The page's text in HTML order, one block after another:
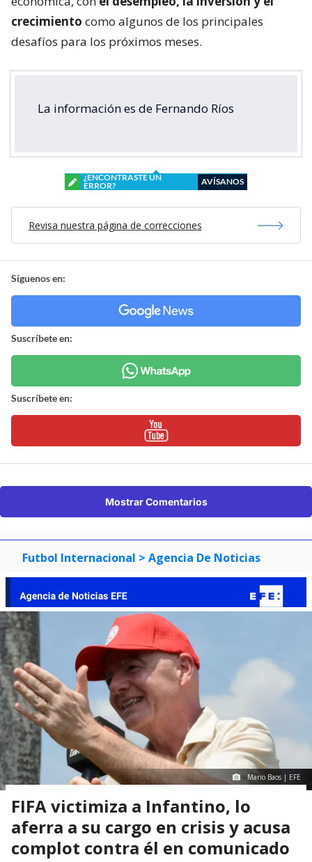
crecimiento como algunos de los principales
desafíos para los próximos meses.
La información es de Fernando Ríos
¿ENCONTRASTE UN
ERROR?
AVÍSANOS
Revisa nuestra página de correcciones
Síguenos en:
Suscríbete en:
Suscríbete en:
Mostrar Comentarios
Futbol Internacional > Agencia De Noticias
Mario Baos | EFE
FIFA victimiza a Infantino, lo
aferra a su cargo en crisis y acusa
complot contra él en comunicado